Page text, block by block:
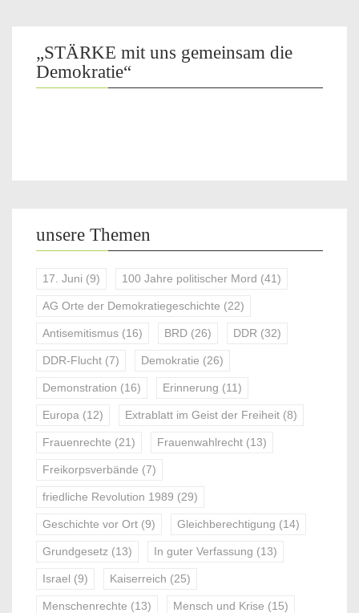
„STÄRKE mit uns gemeinsam die
Demokratie“
unsere Themen
17. Juni (9) 100 Jahre politischer Mord (41)
AG Orte der Demokratiegeschichte (22)
Antisemitismus (16) BRD (26) DDR (32)
DDR-Flucht (7) Demokratie (26)
Demonstration (16) Erinnerung (11)
Europa (12) Extrablatt im Geist der Freiheit (8)
Frauenrechte (21) Frauenwahlrecht (13)
Freikorpsverbände (7)
friedliche Revolution 1989 (29)
Geschichte vor Ort (9) Gleichberechtigung (14)
Grundgesetz (13) In guter Verfassung (13)
Israel (9) Kaiserreich (25)
Menschenrechte (13) Mensch und Krise (15)